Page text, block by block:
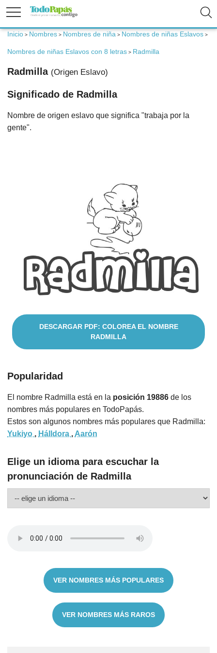
Embarazo
Cuentos
Inicio > Nombres > Nombres de niña > Nombres de niñas Eslavos >
Nombres de niñas Eslavos con 8 letras > Radmilla
Radmilla (Origen Eslavo)
Significado de Radmilla
Nombre de origen eslavo que significa "trabaja por la
gente".
DESCARGAR PDF: COLOREA EL NOMBRE
RADMILLA
Popularidad
El nombre Radmilla está en la posición 19886 de los
nombres más populares en TodoPapás.
Estos son algunos nombres más populares que Radmilla:
Yukiyo , Hálldora , Aarón
Elige un idioma para escuchar la
pronunciación de Radmilla
VER NOMBRES MÁS POPULARES
VER NOMBRES MÁS RAROS